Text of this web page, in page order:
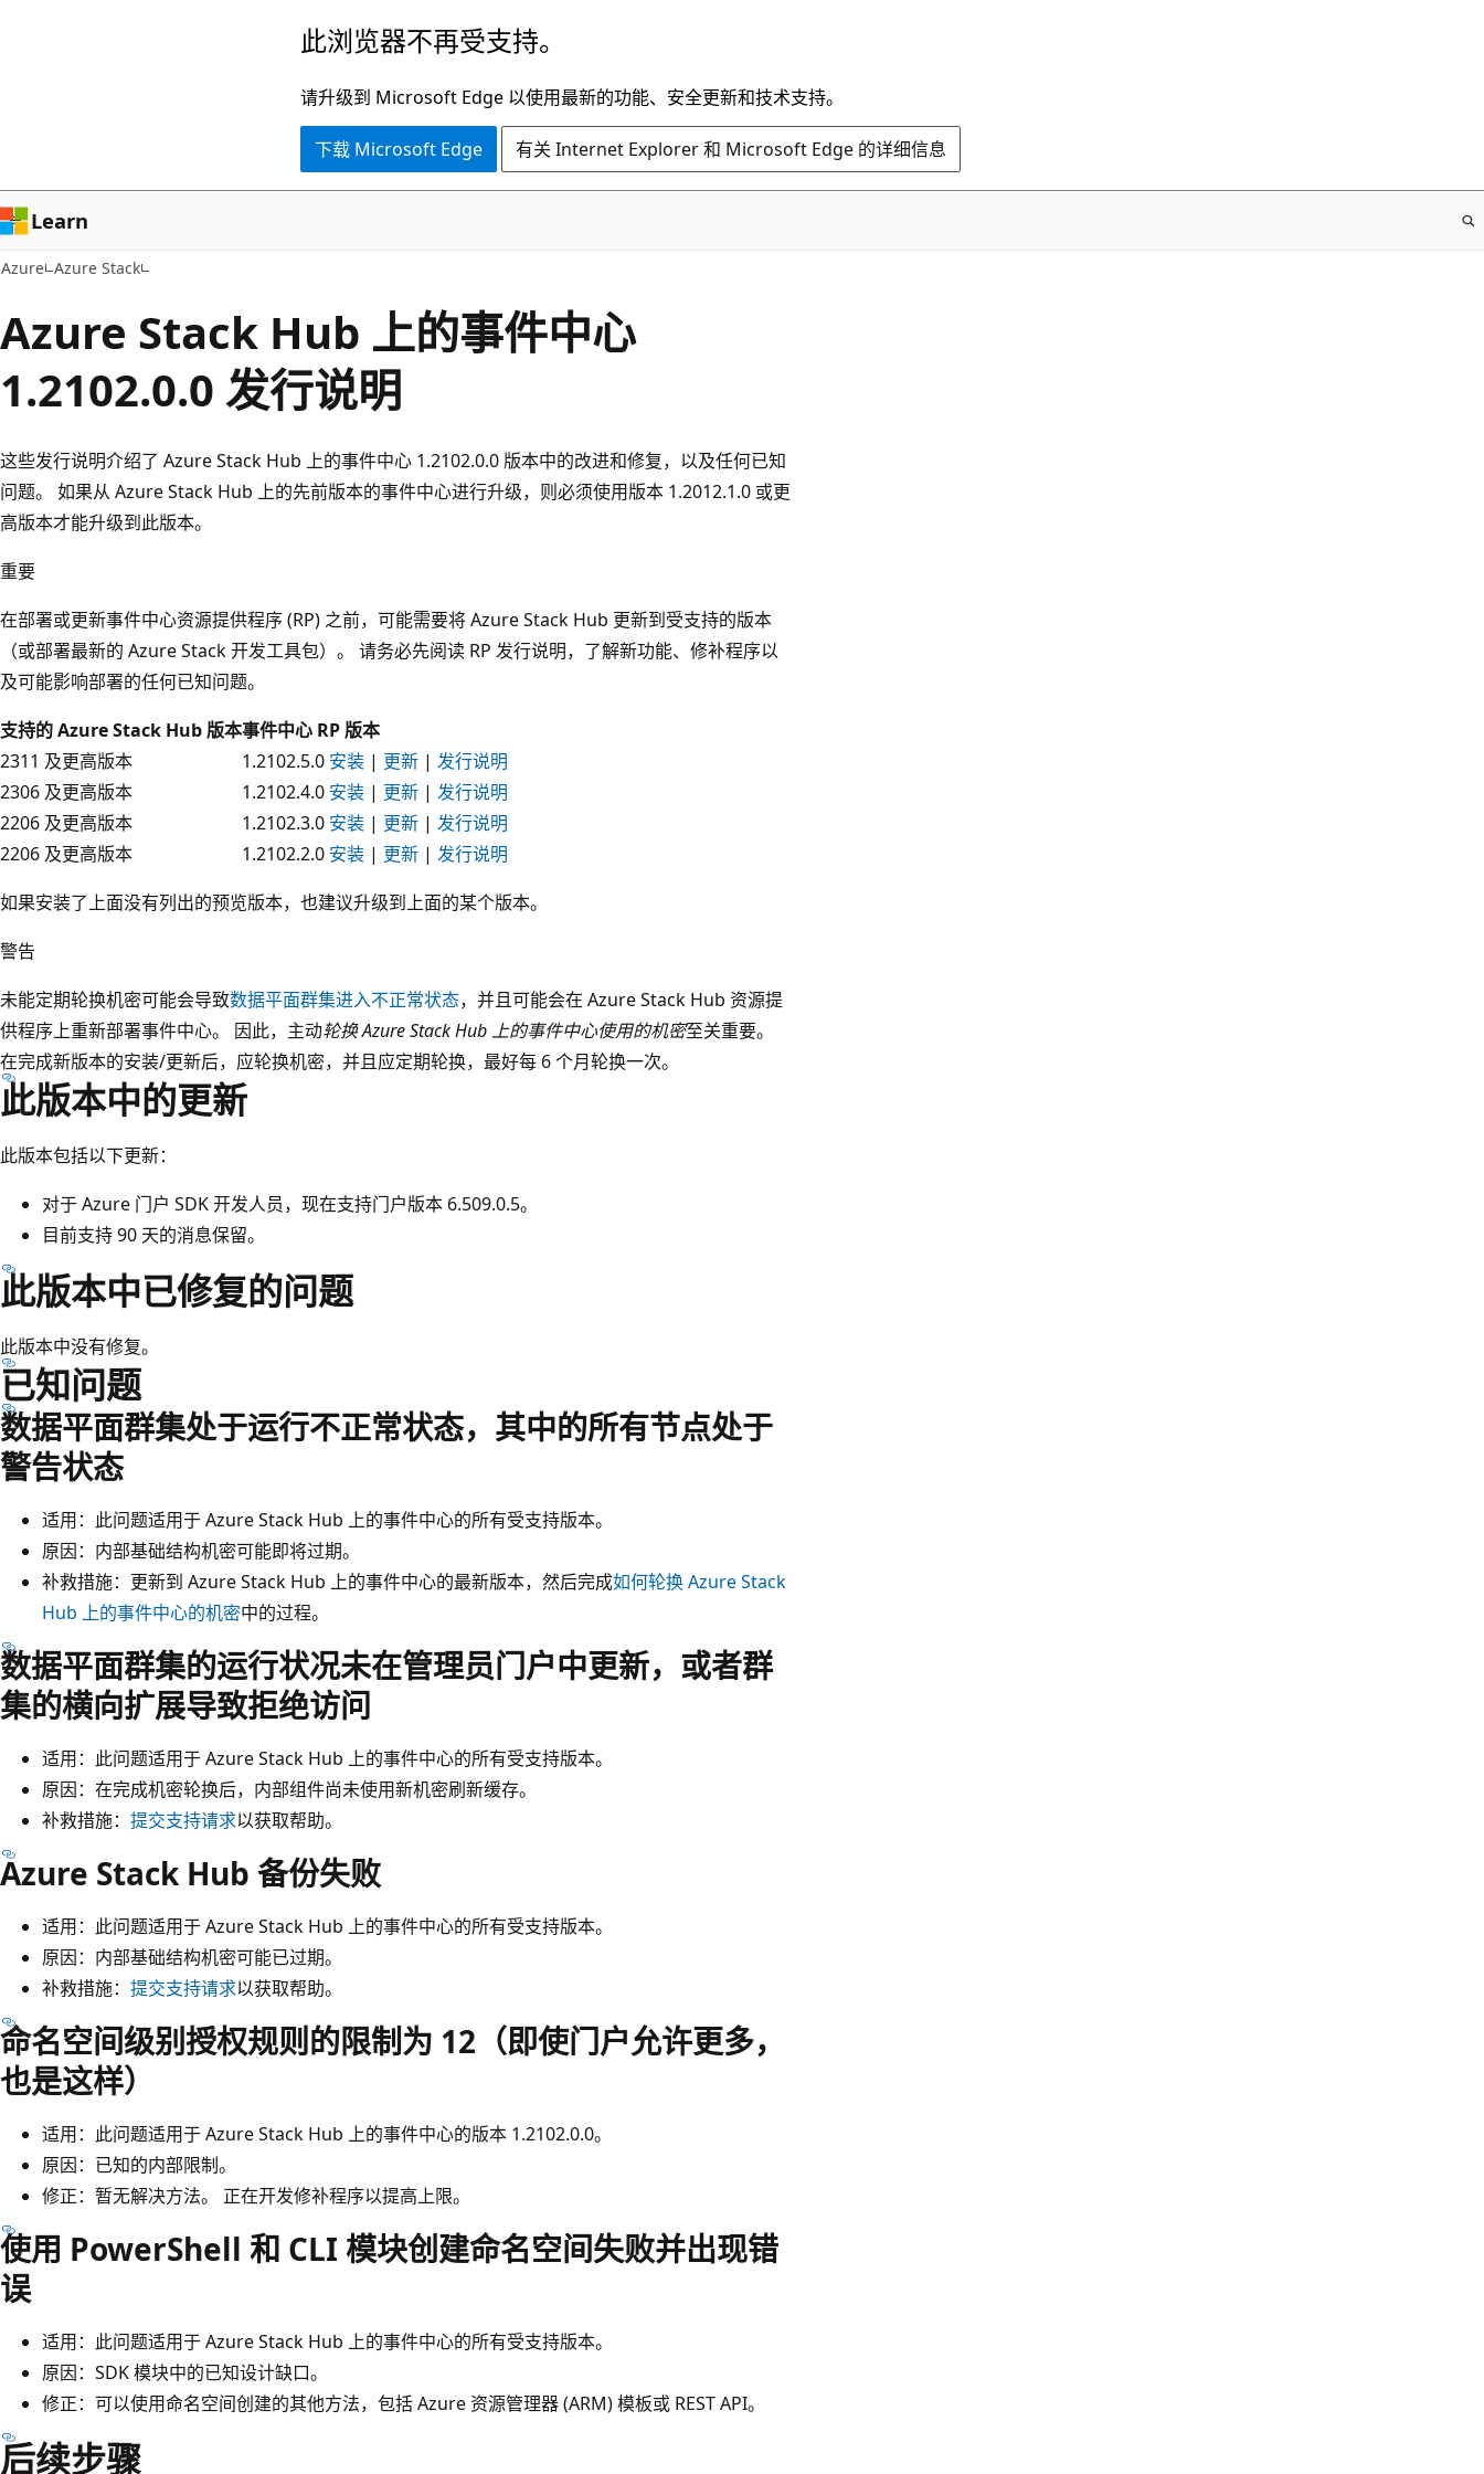
容
此浏览器不再受支持。
请升级到 Microsoft Edge 以使用最新的功能、安全更新和技术支持。
下载 Microsoft Edge 有关 Internet Explorer 和 Microsoft Edge 的详细信息
Learn
Azure Azure Stack
Azure Stack Hub 上的事件中心
1.2102.0.0 发行说明
这些发行说明介绍了 Azure Stack Hub 上的事件中心 1.2102.0.0 版本中的改进和修复，以及任何已知
问题。 如果从 Azure Stack Hub 上的先前版本的事件中心进行升级，则必须使用版本 1.2012.1.0 或更
高版本才能升级到此版本。
重要
在部署或更新事件中心资源提供程序 (RP) 之前，可能需要将 Azure Stack Hub 更新到受支持的版本
（或部署最新的 Azure Stack 开发工具包）。 请务必先阅读 RP 发行说明，了解新功能、修补程序以
及可能影响部署的任何已知问题。
支持的 Azure Stack Hub 版本事件中心 RP 版本
2311 及更高版本
1.2102.5.0 安装 | 更新 | 发行说明
2306 及更高版本
1.2102.4.0 安装 | 更新 | 发行说明
2206 及更高版本
1.2102.3.0 安装 | 更新 | 发行说明
2206 及更高版本
1.2102.2.0 安装 | 更新 | 发行说明
如果安装了上面没有列出的预览版本，也建议升级到上面的某个版本。
警告
未能定期轮换机密可能会导致数据平面群集进入不正常状态，并且可能会在 Azure Stack Hub 资源提
供程序上重新部署事件中心。 因此，主动轮换 Azure Stack Hub 上的事件中心使用的机密至关重要。
在完成新版本的安装/更新后，应轮换机密，并且应定期轮换，最好每 6 个月轮换一次。
此版本中的更新
此版本包括以下更新：
对于 Azure 门户 SDK 开发人员，现在支持门户版本 6.509.0.5。
目前支持 90 天的消息保留。
此版本中已修复的问题
此版本中没有修复。
已知问题
数据平面群集处于运行不正常状态，其中的所有节点处于
警告状态
适用：此问题适用于 Azure Stack Hub 上的事件中心的所有受支持版本。
原因：内部基础结构机密可能即将过期。
补救措施：更新到 Azure Stack Hub 上的事件中心的最新版本，然后完成如何轮换 Azure Stack
Hub 上的事件中心的机密中的过程。
数据平面群集的运行状况未在管理员门户中更新，或者群
集的横向扩展导致拒绝访问
适用：此问题适用于 Azure Stack Hub 上的事件中心的所有受支持版本。
原因：在完成机密轮换后，内部组件尚未使用新机密刷新缓存。
补救措施： 提交支持请求以获取帮助。
Azure Stack Hub 备份失败
适用：此问题适用于 Azure Stack Hub 上的事件中心的所有受支持版本。
原因：内部基础结构机密可能已过期。
补救措施： 提交支持请求以获取帮助。
命名空间级别授权规则的限制为 12（即使门户允许更多，
也是这样）
适用：此问题适用于 Azure Stack Hub 上的事件中心的版本 1.2102.0.0。
原因：已知的内部限制。
修正：暂无解决方法。 正在开发修补程序以提高上限。
使用 PowerShell 和 CLI 模块创建命名空间失败并出现错
误
适用：此问题适用于 Azure Stack Hub 上的事件中心的所有受支持版本。
原因：SDK 模块中的已知设计缺口。
修正：可以使用命名空间创建的其他方法，包括 Azure 资源管理器 (ARM) 模板或 REST API。
后续步骤